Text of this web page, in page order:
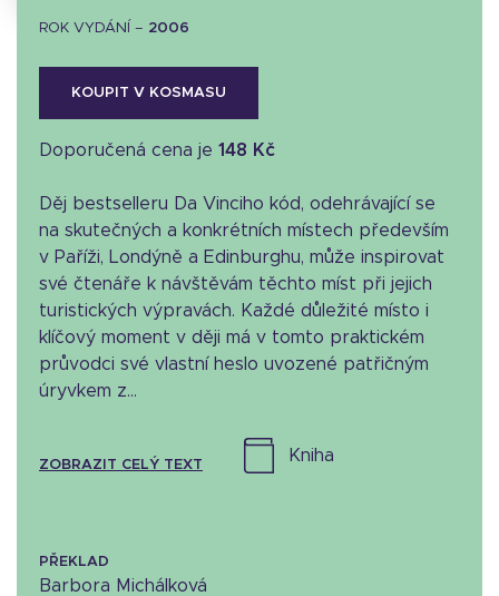
ROK VYDÁNÍ – 2006
KOUPIT V KOSMASU
Doporučená cena je 148 Kč
Děj bestselleru Da Vinciho kód, odehrávající se
na skutečných a konkrétních místech především
v Paříži, Londýně a Edinburghu, může inspirovat
své čtenáře k návštěvám těchto míst při jejich
turistických výpravách. Každé důležité místo i
klíčový moment v ději má v tomto praktickém
průvodci své vlastní heslo uvozené patřičným
úryvkem z...
ZOBRAZIT CELÝ TEXT
kniha
PŘEKLAD
Barbora Michálková